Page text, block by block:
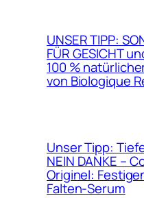
UNSER TIPP:
FÜR GESICHT
100 %
von Biologique
Unser Tipp:
NEIN DANKE –
Originel:
Falten-Serum